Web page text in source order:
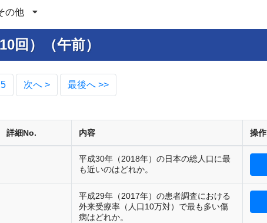
の他
回）（午前）
5 次へ > 最後へ >>
詳細No. 内容 操作
平成30年（2018年）の日本の総人口に最
も近いのはどれか。
平成29年（2017年）の患者調査における
外来受療率（人口10万対）で最も多い傷
病はどれか。